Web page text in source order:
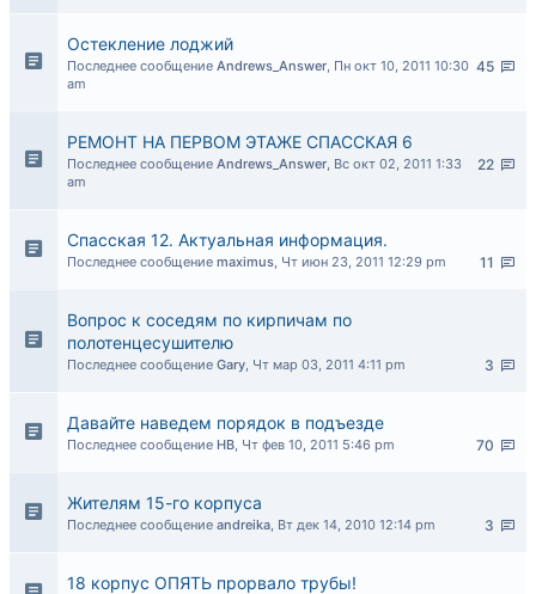
Остекление лоджий
45
Последнее сообщение Andrews_Answer, Пн окт 10, 2011 10:30
am
РЕМОНТ НА ПЕРВОМ ЭТАЖЕ СПАССКАЯ 6
22
Последнее сообщение Andrews_Answer, Вс окт 02, 2011 1:33
am
Спасская 12. Актуальная информация.
11
Последнее сообщение maximus, Чт июн 23, 2011 12:29 pm
Вопрос к соседям по кирпичам по
полотенцесушителю
3
Последнее сообщение Gary, Чт мар 03, 2011 4:11 pm
Давайте наведем порядок в подъезде
70
Последнее сообщение НВ, Чт фев 10, 2011 5:46 pm
Жителям 15-го корпуса
3
Последнее сообщение andreika, Вт дек 14, 2010 12:14 pm
18 корпус ОПЯТЬ прорвало трубы!